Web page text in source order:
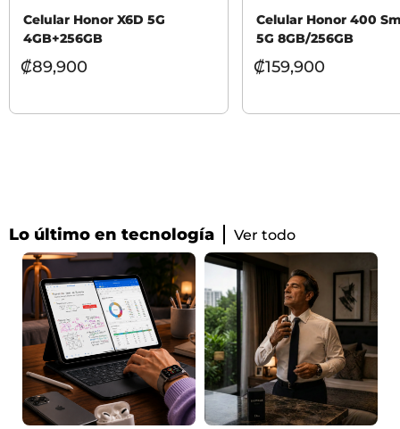
Celular Honor X6D 5G
4GB+256GB
₡89,900
Celular Honor 400
5G 8GB/256GB
₡159,900
Lo último en tecnología Ver todo